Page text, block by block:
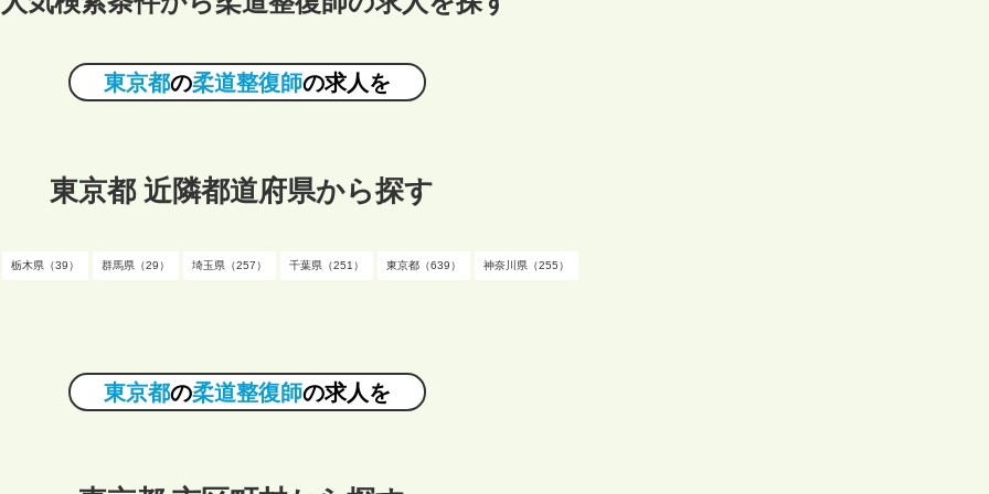
東京都の柔道整復師の求人を
東京都 近隣都道府県から探す
栃木県（39） 群馬県（29） 埼玉県（257） 千葉県（251） 東京都（639） 神奈川県（255）
東京都の柔道整復師の求人を